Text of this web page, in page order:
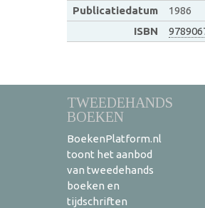
Publicatiedatum
1986
ISBN
TWEEDEHANDS
BOEKEN
BoekenPlatform.nl
toont het aanbod
van tweedehands
boeken en
tijdschriften